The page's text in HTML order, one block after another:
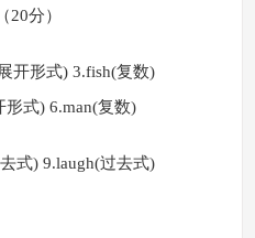
分）
开形式) 3.fish(复数)
形式) 6.man(复数)
式) 9.laugh(过去式)